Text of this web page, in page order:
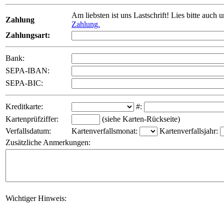
Zahlung
Am liebsten ist uns Lastschrift! Lies bitte auch
Zahlung.
Zahlungsart:
Bank:
SEPA-IBAN:
SEPA-BIC:
Kreditkarte:
#:
Kartenprüfziffer:
(siehe Karten-Rückseite)
Verfallsdatum:
Kartenverfallsmonat:
Kartenverfallsjahr:
Zusätzliche Anmerkungen:
Wichtiger Hinweis: